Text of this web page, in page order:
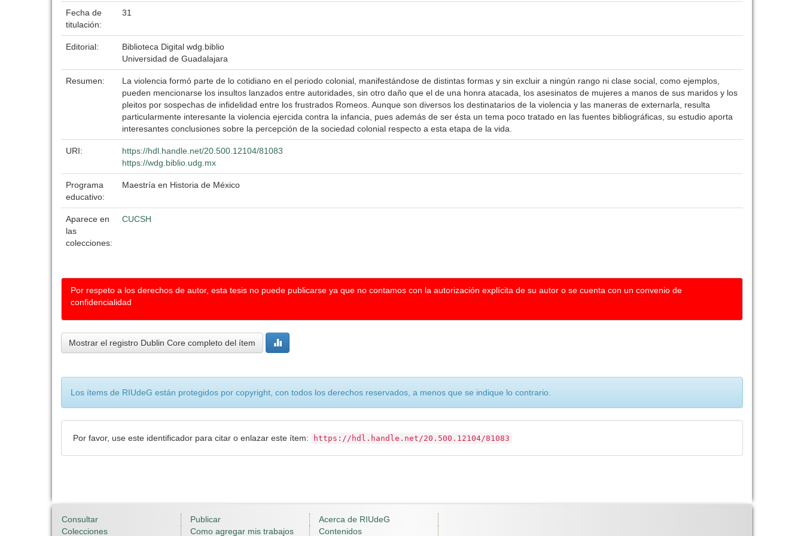
Fecha de
titulación:
31
Editorial:
Biblioteca Digital wdg.biblio
Universidad de Guadalajara
Resumen:
La violencia formó parte de lo cotidiano en el periodo colonial, manifestándose de distintas formas y sin excluir a ningún rango ni clase social, como ejemplos,
pueden mencionarse los insultos lanzados entre autoridades, sin otro daño que el de una honra atacada, los asesinatos de mujeres a manos de sus maridos y los
pleitos por sospechas de infidelidad entre los frustrados Romeos. Aunque son diversos los destinatarios de la violencia y las maneras de externarla, resulta
particularmente interesante la violencia ejercida contra la infancia, pues además de ser ésta un tema poco tratado en las fuentes bibliográficas, su estudio aporta
interesantes conclusiones sobre la percepción de la sociedad colonial respecto a esta etapa de la vida.
URI:
https://hdl.handle.net/20.500.12104/81083
https://wdg.biblio.udg.mx
Programa
educativo:
Maestría en Historia de México
Aparece en
las
colecciones:
CUCSH
Por respeto a los derechos de autor, esta tesis no puede publicarse ya que no contamos con la autorización explícita de su autor o se cuenta con un convenio de
confidencialidad
Mostrar el registro Dublin Core completo del ítem
Los ítems de RIUdeG están protegidos por copyright, con todos los derechos reservados, a menos que se indique lo contrario.
Por favor, use este identificador para citar o enlazar este ítem: https://hdl.handle.net/20.500.12104/81083
Consultar
Colecciones
Publicar
Como agregar mis trabajos
Acerca de RIUdeG
Contenidos